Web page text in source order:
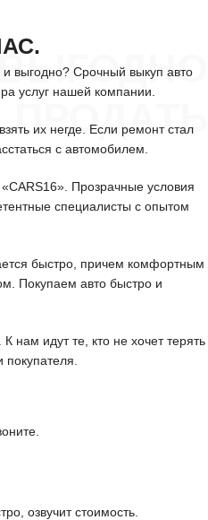
ПРОДАТЬ
выгодно? Срочный выкуп авто
услуг нашей компании.
их негде. Если ремонт стал
с автомобилем.
Прозрачные условия
специалисты с опытом
быстро, причем комфортным
Покупаем авто быстро и
нам идут те, кто не хочет терять
озвучит стоимость.